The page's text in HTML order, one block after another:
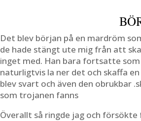
Det blev början på en mardröm
de hade stängt ute mig från att
inget med. Han bara fortsatte
naturligtvis la ner det och skaffa
blev svart och även den obrukbar
som trojanen fanns
Överallt så ringde jag och